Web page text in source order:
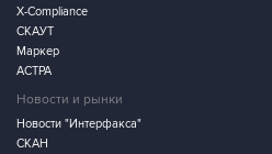
X-Compliance
СКАУТ
Маркер
АСТРА
Новости и рынки
Новости "Интерфакса"
СКАН